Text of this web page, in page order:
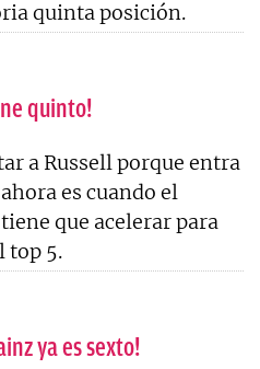
quinta posición.
quinto!
a Russell porque entra
es cuando el
que acelerar para
top 5.
ya es sexto!